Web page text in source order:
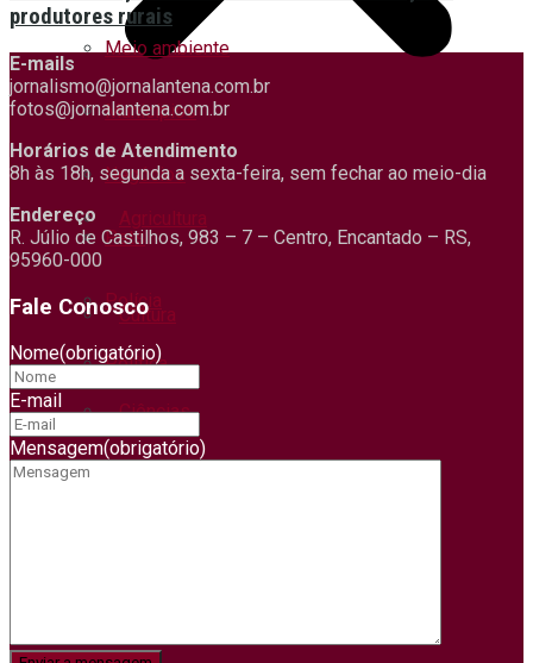
Agricultura
Cultura
Ciências
Meio ambiente
Municípios
Negócios
Pets
Polícia
Política
produtores rurais
E-mails
jornalismo@jornalantena.com.br
fotos@jornalantena.com.br
Horários de Atendimento
8h às 18h, segunda a sexta-feira, sem fechar ao meio-dia
Endereço
R. Júlio de Castilhos, 983 – 7 – Centro, Encantado – RS,
95960-000
Fale Conosco
Nome(obrigatório)
E-mail
Mensagem(obrigatório)